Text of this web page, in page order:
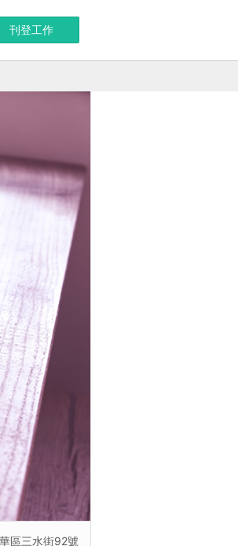
刊登工作
區三水街92號